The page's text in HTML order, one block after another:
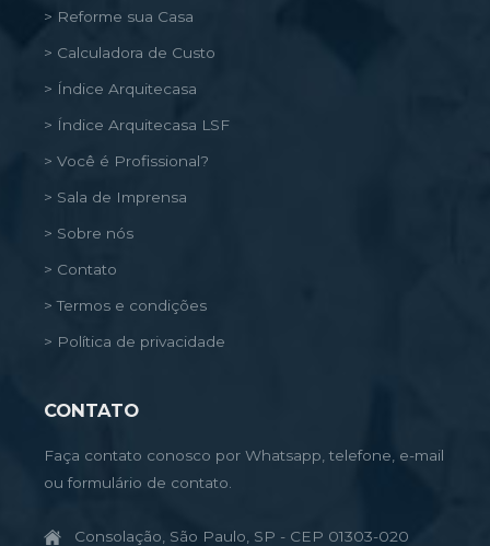
> Reforme sua Casa
> Calculadora de Custo
> Índice Arquitecasa
> Índice Arquitecasa LSF
> Você é Profissional?
> Sala de Imprensa
> Sobre nós
> Contato
> Termos e condições
> Política de privacidade
CONTATO
Faça contato conosco por Whatsapp, telefone, e-mail
ou formulário de contato.
Consolação, São Paulo, SP - CEP 01303-020